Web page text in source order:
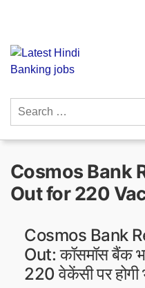
Search
for:
Cosmos Bank
Out for 220
Cosmos Bank
Out: कॉसमॉस बैंक
220 वेकेंसी पर होगी